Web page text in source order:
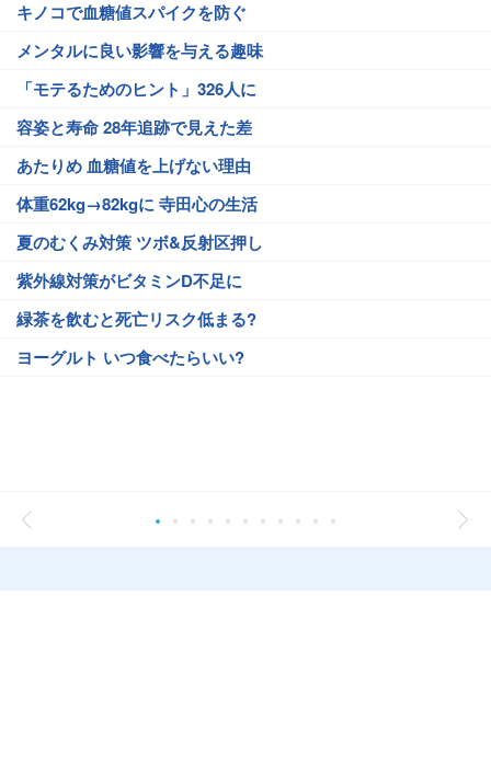
キノコで血糖値スパイクを防ぐ
メンタルに良い影響を与える趣味
「モテるためのヒント」326人に
容姿と寿命 28年追跡で見えた差
あたりめ 血糖値を上げない理由
体重62kg→82kgに 寺田心の生活
夏のむくみ対策 ツボ&反射区押し
紫外線対策がビタミンD不足に
緑茶を飲むと死亡リスク低まる?
ヨーグルト いつ食べたらいい?